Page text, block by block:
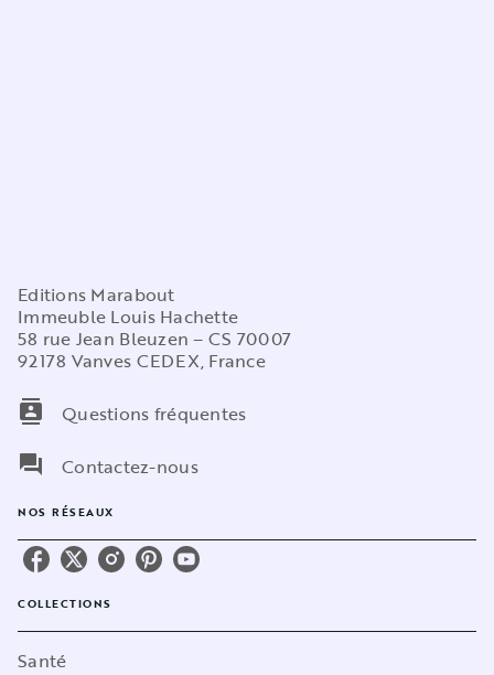
Editions Marabout
Immeuble Louis Hachette
58 rue Jean Bleuzen – CS 70007
92178 Vanves CEDEX, France
contacts
Questions fréquentes
question_answer
Contactez-nous
NOS RÉSEAUX
COLLECTIONS
Santé